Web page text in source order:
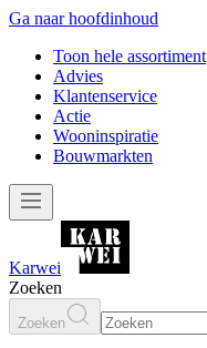
Ga naar hoofdinhoud
Toon hele assortiment
Advies
Klantenservice
Actie
Wooninspiratie
Bouwmarkten
Karwei
Zoeken
Zoeken